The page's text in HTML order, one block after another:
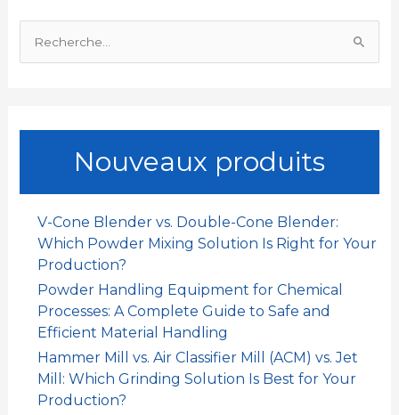
k p n r
Nouveaux produits
V-Cone Blender vs. Double-Cone Blender:
Which Powder Mixing Solution Is Right for Your
Production?
Powder Handling Equipment for Chemical
Processes: A Complete Guide to Safe and
Efficient Material Handling
Hammer Mill vs. Air Classifier Mill (ACM) vs. Jet
Mill: Which Grinding Solution Is Best for Your
Production?